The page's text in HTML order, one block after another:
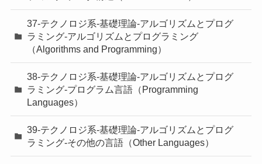
37-テクノロジ系-基礎理論-アルゴリズムとプログ
ラミング-アルゴリズムとプログラミング
（Algorithms and Programming）
38-テクノロジ系-基礎理論-アルゴリズムとプログ
ラミング-プログラム言語（Programming
Languages）
39-テクノロジ系-基礎理論-アルゴリズムとプログ
ラミング-その他の言語（Other Languages）